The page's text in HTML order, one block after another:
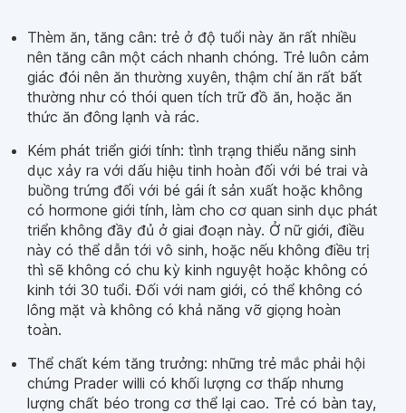
Thèm ăn, tăng cân: trẻ ở độ tuổi này ăn rất nhiều
nên tăng cân một cách nhanh chóng. Trẻ luôn cảm
giác đói nên ăn thường xuyên, thậm chí ăn rất bất
thường như có thói quen tích trữ đồ ăn, hoặc ăn
thức ăn đông lạnh và rác.
Kém phát triển giới tính: tình trạng thiểu năng sinh
dục xảy ra với dấu hiệu tinh hoàn đối với bé trai và
buồng trứng đối với bé gái ít sản xuất hoặc không
có hormone giới tính, làm cho cơ quan sinh dục phát
triển không đầy đủ ở giai đoạn này. Ở nữ giới, điều
này có thể dẫn tới vô sinh, hoặc nếu không điều trị
thì sẽ không có chu kỳ kinh nguyệt hoặc không có
kinh tới 30 tuổi. Đối với nam giới, có thể không có
lông mặt và không có khả năng vỡ giọng hoàn
toàn.
Thể chất kém tăng trưởng: những trẻ mắc phải hội
chứng Prader willi có khối lượng cơ thấp nhưng
lượng chất béo trong cơ thể lại cao. Trẻ có bàn tay,